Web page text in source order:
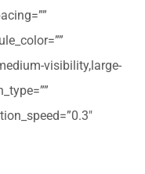
visibility,large-